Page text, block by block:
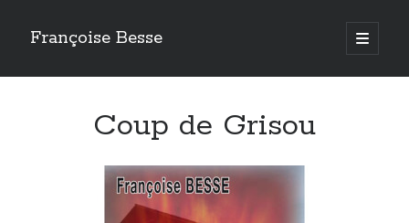
Françoise Besse
open
primary
Sidebar
Requiem à Laroquebrou
Le silence des cascades
Saint Bourrou et le trésor d’Hélyon
Coup de Lune dans les Palanges
Coup de Grisou